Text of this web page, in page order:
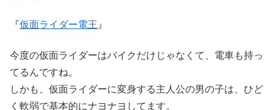
『仮面ライダー電王 』
今度の仮面ライダーはバイクだけじゃなくて、電車も持っ
てるんですね。
しかも、仮面ライダーに変身する主人公の男の子は、ひど
く軟弱で基本的にナヨナヨしてます。